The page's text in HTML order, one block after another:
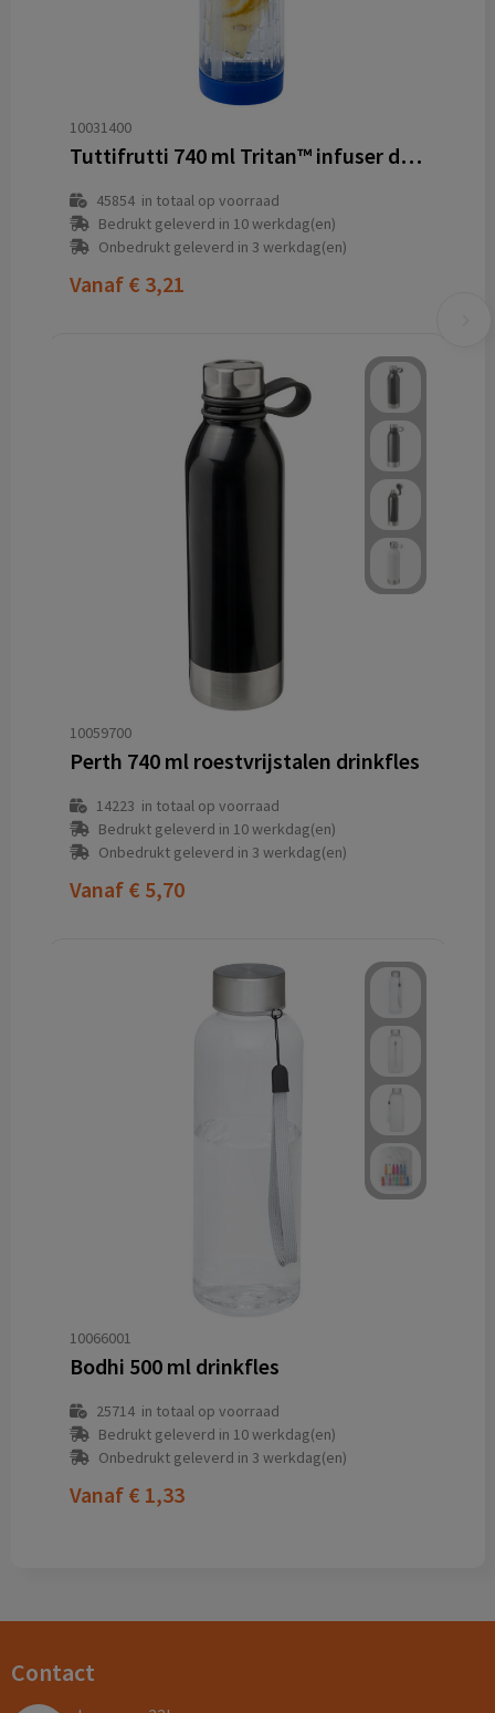
10031400
Tuttifrutti 740 ml Tritan™ infuser drinkfles
45854in totaal op voorraad
Bedrukt geleverd in 10 werkdag(en)
Onbedrukt geleverd in 3 werkdag(en)
Vanaf € 3,21
10059700
Perth 740 ml roestvrijstalen drinkfles
14223 in totaal op voorraad
Bedrukt geleverd in 10 werkdag(en)
Onbedrukt geleverd in 3 werkdag(en)
Vanaf € 5,70
10066001
Bodhi 500 ml drinkfles
25714in totaal op voorraad
Bedrukt geleverd in 10 werkdag(en)
Onbedrukt geleverd in 3 werkdag(en)
Vanaf € 1,33
Contact